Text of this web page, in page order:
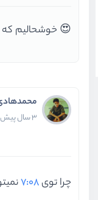
😍 خوشحالیم که
3 سال پیش
چرا توی7:08